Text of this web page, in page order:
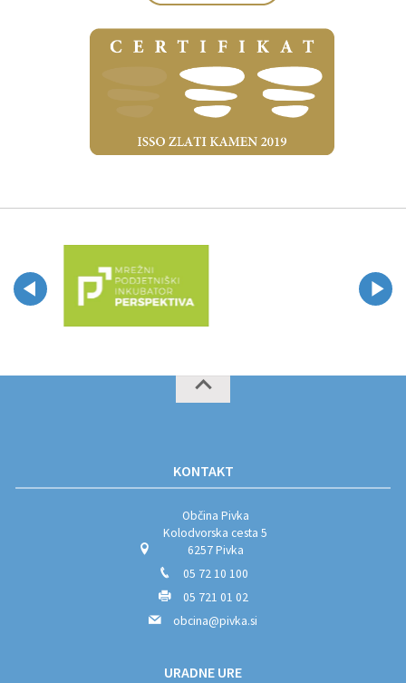
KONTAKT
Občina Pivka
Kolodvorska cesta 5
6257 Pivka
05 72 10 100
05 721 01 02
obcina@pivka.si
URADNE URE